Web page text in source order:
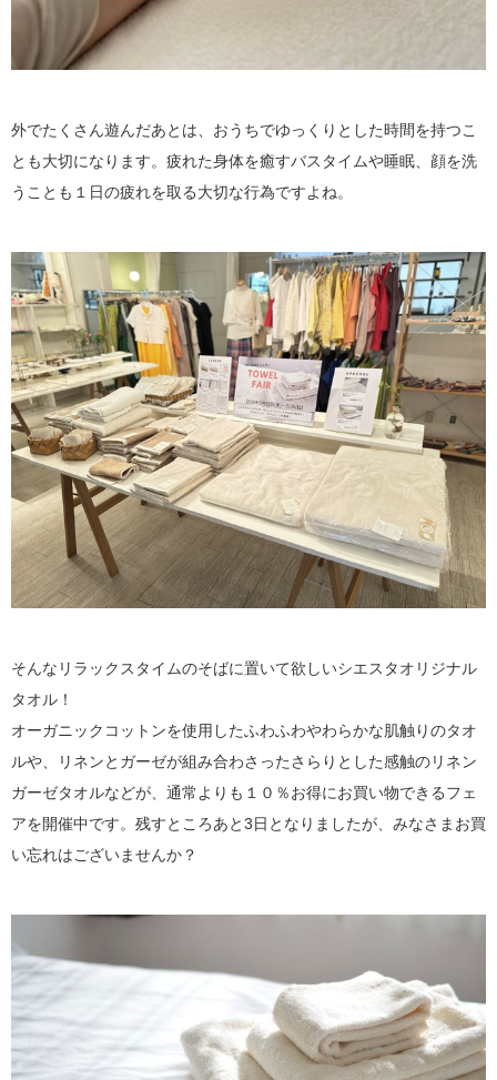
外でたくさん遊んだあとは、おうちでゆっくりとした時間を持つこ
とも大切になります。疲れた身体を癒すバスタイムや睡眠、顔を洗
うことも１日の疲れを取る大切な行為ですよね。
そんなリラックスタイムのそばに置いて欲しいシエスタオリジナル
タオル！
オーガニックコットンを使用したふわふわやわらかな肌触りのタオ
ルや、リネンとガーゼが組み合わさったさらりとした感触のリネン
ガーゼタオルなどが、通常よりも１０％お得にお買い物できるフェ
アを開催中です。残すところあと3日となりましたが、みなさまお買
い忘れはございませんか？